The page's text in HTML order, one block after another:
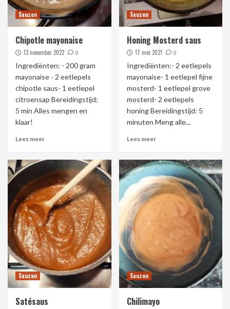
Sauzen
Chipotle mayonaise
13 november 2022 0
Ingrediënten: - 200 gram
mayonaise - 2 eetlepels
chipotle saus- 1 eetlepel
citroensap Bereidingstijd:
5 min Alles mengen en
klaar!
Lees meer
Sauzen
Honing Mosterd saus
17 mei 2021 0
Ingrediënten:- 2 eetlepels
mayonaise- 1 eetlepel fijne
mosterd- 1 eetlepel grove
mosterd- 2 eetlepels
honing Bereidingstijd: 5
minuten Meng alle...
Lees meer
Sauzen
Satésaus
Sauzen
Chilimayo